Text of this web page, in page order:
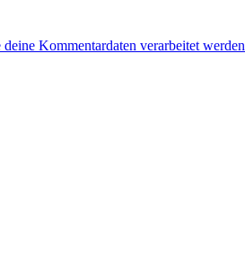
Kommentardaten verarbeitet werden